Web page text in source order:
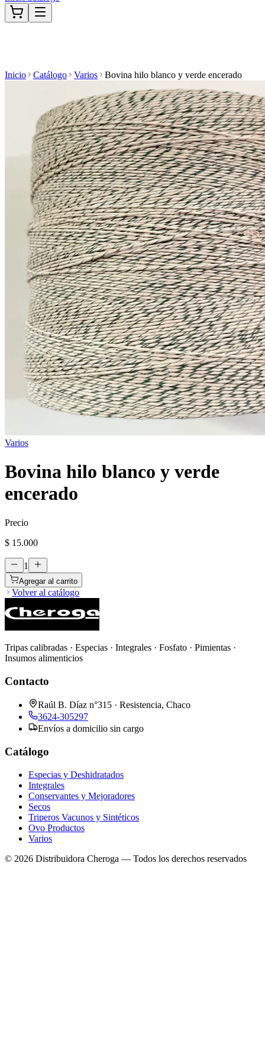
Inicio Catálogo Varios Bovina hilo blanco y verde encerado
Varios
Bovina hilo blanco y verde
encerado
Precio
$ 15.000
1
Agregar al carrito
Volver al catálogo
Tripas calibradas · Especias · Integrales · Fosfato · Pimientas ·
Insumos alimenticios
Contacto
Raúl B. Díaz n°315 · Resistencia, Chaco
3624-305297
Envíos a domicilio sin cargo
Catálogo
Especias y Deshidratados
Integrales
Conservantes y Mejoradores
Secos
Triperos Vacunos y Sintéticos
Ovo Productos
Varios
© 2026 Distribuidora Cheroga — Todos los derechos reservados